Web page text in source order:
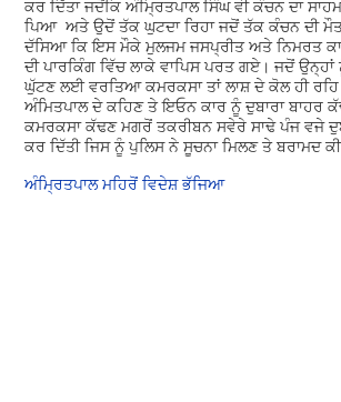
ਕਰ ਦਿੱਤਾ ਜਦੋਂਕਿ ਅੰਮ੍ਰਿਤਪਾਲ ਸਿੰਘ ਵੀ ਕੰਚਨ ਦਾ
ਪਿਆ ਅਤੇ ਉਦੋਂ ਤੱਕ ਘੁਟਦਾ ਰਿਹਾ ਜਦੋਂ ਤੱਕ ਕੰਚਨ ਦੀ
ਦੱਸਿਆ ਕਿ ਇਸ ਮੌਕੇ ਮੁਲਜਮ ਜਸਪ੍ਰੀਤ ਅਤੇ ਨਿਮਰਤ
ਦੀ ਪਾਰਕਿੰਗ ਵਿੱਚ ਲਾਕੇ ਵਾਪਿਸ ਪਰਤ ਗਏ। ਜਦੋਂ
ਘੁੱਟਣ ਲਈ ਵਰਤਿਆ ਕਮਰਕਸਾ ਤਾਂ ਲਾਸ਼ ਦੇ ਕੋਲ ਹੀ
ਅੰਮਿਤਪਾਲ ਦੇ ਕਹਿਣ ਤੇ ਇਓਨ ਕਾਰ ਨੂੰ ਦੁਬਾਰਾ ਬਾਹਰ
ਕਮਰਕਸਾ ਕੱਢਣ ਮਗਰੋਂ ਤਕਰੀਬਨ ਸਵੇਰੇ ਸਾਢੇ ਪੰਜ ਵਜੇ
ਕਰ ਦਿੱਤੀ ਜਿਸ ਨੂੰ ਪੁਲਿਸ ਨੇ ਸੂਚਨਾ ਮਿਲਣ ਤੇ ਬਰਾਮਦ
ਅੰਮ੍ਰਿਤਪਾਲ ਮਹਿਰੋਂ ਵਿਦੇਸ਼ ਭੱਜਿਆ